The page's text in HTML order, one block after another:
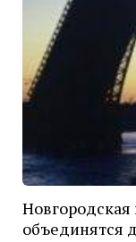
Новгородская
объединятся